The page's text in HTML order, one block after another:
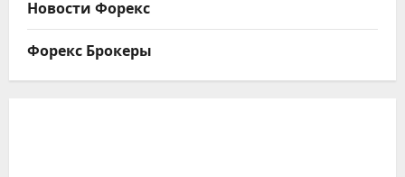
Новости Форекс
Форекс Брокеры